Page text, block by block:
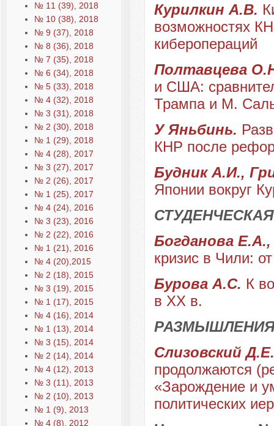
№ 11 (39), 2018
№ 10 (38), 2018
№ 9 (37), 2018
№ 8 (36), 2018
№ 7 (35), 2018
№ 6 (34), 2018
№ 5 (33), 2018
№ 4 (32), 2018
№ 3 (31), 2018
№ 2 (30), 2018
№ 1 (29), 2018
№ 4 (28), 2017
№ 3 (27), 2017
№ 2 (26), 2017
№ 1 (25), 2017
№ 4 (24), 2016
№ 3 (23), 2016
№ 2 (22), 2016
№ 1 (21), 2016
№ 4 (20),2015
№ 2 (18), 2015
№ 3 (19), 2015
№ 1 (17), 2015
№ 4 (16), 2014
№ 1 (13), 2014
№ 3 (15), 2014
№ 2 (14), 2014
№ 4 (12), 2013
№ 3 (11), 2013
№ 2 (10), 2013
№ 1 (9), 2013
№ 4 (8), 2012
Курилкин А.В.
возможностях
киберопераций
Полтавцева
и США:
Трампа и М.
У Яньбинь.
КНР после
Будник А.И.,
Японии вокруг
Богданова
кризис в Чили:
Бурова А.С. К
в ХХ в.
Слизовский
продолжаются
«Зарождение и
политических